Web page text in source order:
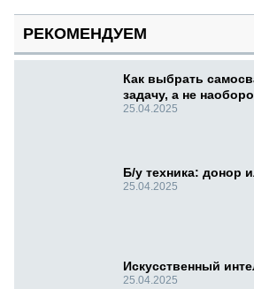
РЕКОМЕНДУЕМ
Как выбрать
задачу, а не
25.04.2025
Б/у техника: донор
25.04.2025
Искусственный
25.04.2025